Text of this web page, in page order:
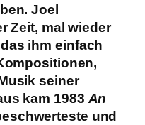
Joel
Zeit, mal wieder
ihm einfach
seiner
kam 1983 An
und